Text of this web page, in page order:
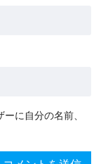
に自分の名前、